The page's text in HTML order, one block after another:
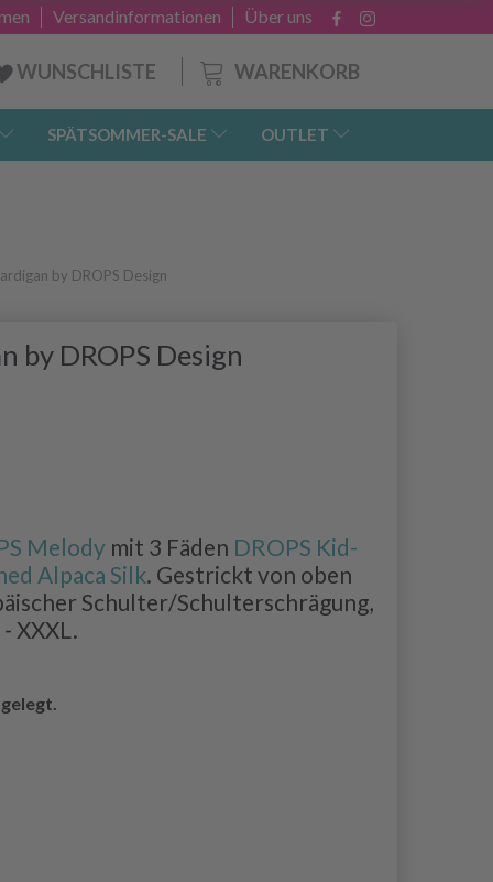
Über uns
Versandinformationen
WARENKORB
WUNSCHLISTE
SPÄTSOMMER-SALE OUTLET
by DROPS Design
by DROPS Design
Melody mit 3 Fäden DROPS Kid-
Alpaca Silk. Gestrickt von oben
Schulter/Schulterschrägung,
XXXL.